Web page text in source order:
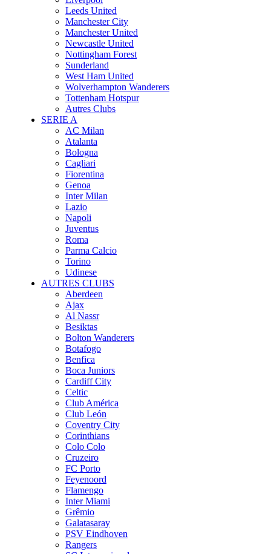
Leeds United
Manchester City
Manchester United
Newcastle United
Nottingham Forest
Sunderland
West Ham United
Wolverhampton Wanderers
Tottenham Hotspur
Autres Clubs
SERIE A
AC Milan
Atalanta
Bologna
Cagliari
Fiorentina
Genoa
Inter Milan
Lazio
Napoli
Juventus
Roma
Parma Calcio
Torino
Udinese
AUTRES CLUBS
Aberdeen
Ajax
Al Nassr
Besiktas
Bolton Wanderers
Botafogo
Benfica
Boca Juniors
Cardiff City
Celtic
Club América
Club León
Coventry City
Corinthians
Colo Colo
Cruzeiro
FC Porto
Feyenoord
Flamengo
Inter Miami
Grêmio
Galatasaray
PSV Eindhoven
Rangers